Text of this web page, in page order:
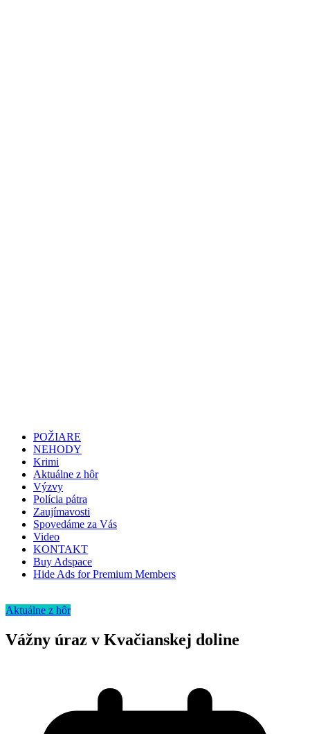
POŽIARE
NEHODY
Krimi
Aktuálne z hôr
Výzvy
Polícia pátra
Zaujímavosti
Spovedáme za Vás
Video
KONTAKT
Buy Adspace
Hide Ads for Premium Members
Aktuálne z hôr
Vážny úraz v Kvačianskej doline